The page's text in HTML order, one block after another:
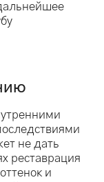
не дать
реставрация
и